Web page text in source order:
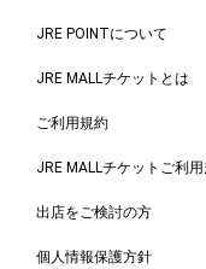
JRE POINTについて
JRE MALLチケットとは
ご利用規約
JRE MALLチケットご利
出店をご検討の方
個人情報保護方針